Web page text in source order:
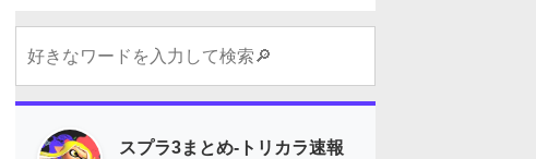
スプラ3まとめ-トリカラ速報